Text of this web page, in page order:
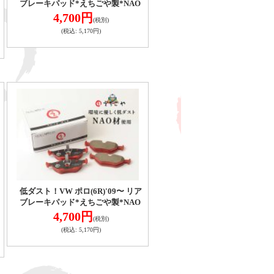
ブレーキパッド*えちごや製*NAO
4,700円 (税別)
(税込: 5,170円)
低ダスト！VW ポロ(6R)'09〜 リア
ブレーキパッド*えちごや製*NAO
4,700円 (税別)
(税込: 5,170円)